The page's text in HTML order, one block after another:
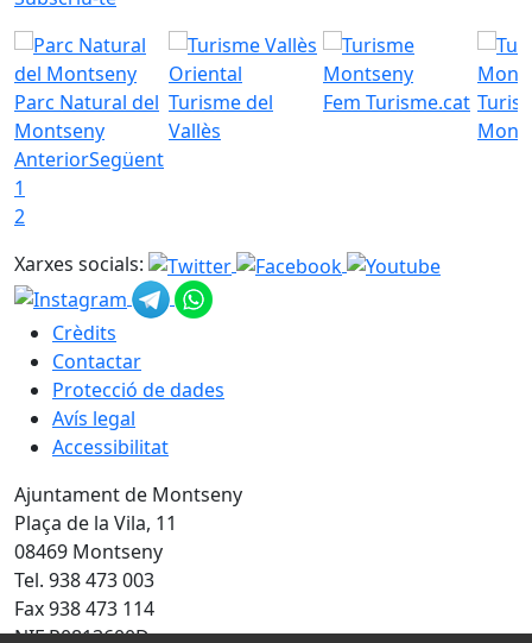
Parc Natural del
Montseny
Turisme del
Vallès
Fem Turisme.cat
AnteriorSegüent
1
2
Xarxes socials:
Crèdits
Contactar
Protecció de dades
Avís legal
Accessibilitat
Ajuntament de Montseny
Plaça de la Vila, 11
08469 Montseny
Tel. 938 473 003
Fax 938 473 114
NIF P0813600D